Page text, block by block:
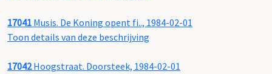
17041 Musis. De Koning opent fi.., 1984-02-01
Toon details van deze beschrijving
17042Hoogstraat. Doorsteek, 1984-02-01